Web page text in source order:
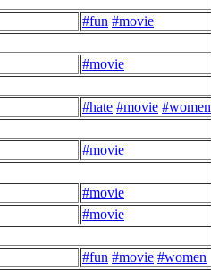
#fun #movie
#movie
#hate #movie #women
#movie
#movie
#movie
#fun #movie #women